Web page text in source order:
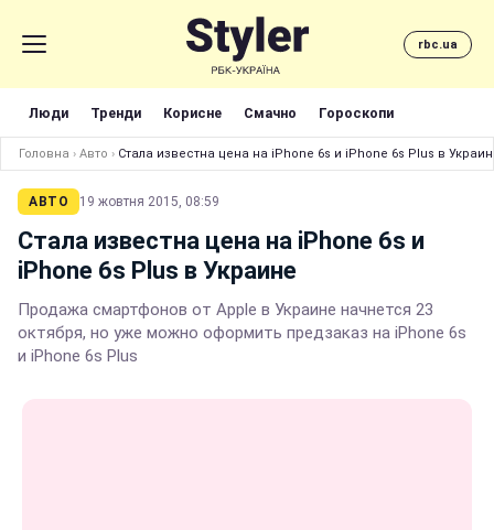
rbc.ua
Люди Тренди Корисне Смачно Гороскопи
Головна › Авто › Стала известна цена на iPhone 6s и iPhone 6s Plus в
АВТО 19 жовтня 2015, 08:59
Стала известна цена на iPhone 6s и
iPhone 6s Plus в Украине
Продажа смартфонов от Apple в Украине начнется 23
октября, но уже можно оформить предзаказ на iPhone 6s
и iPhone 6s Plus